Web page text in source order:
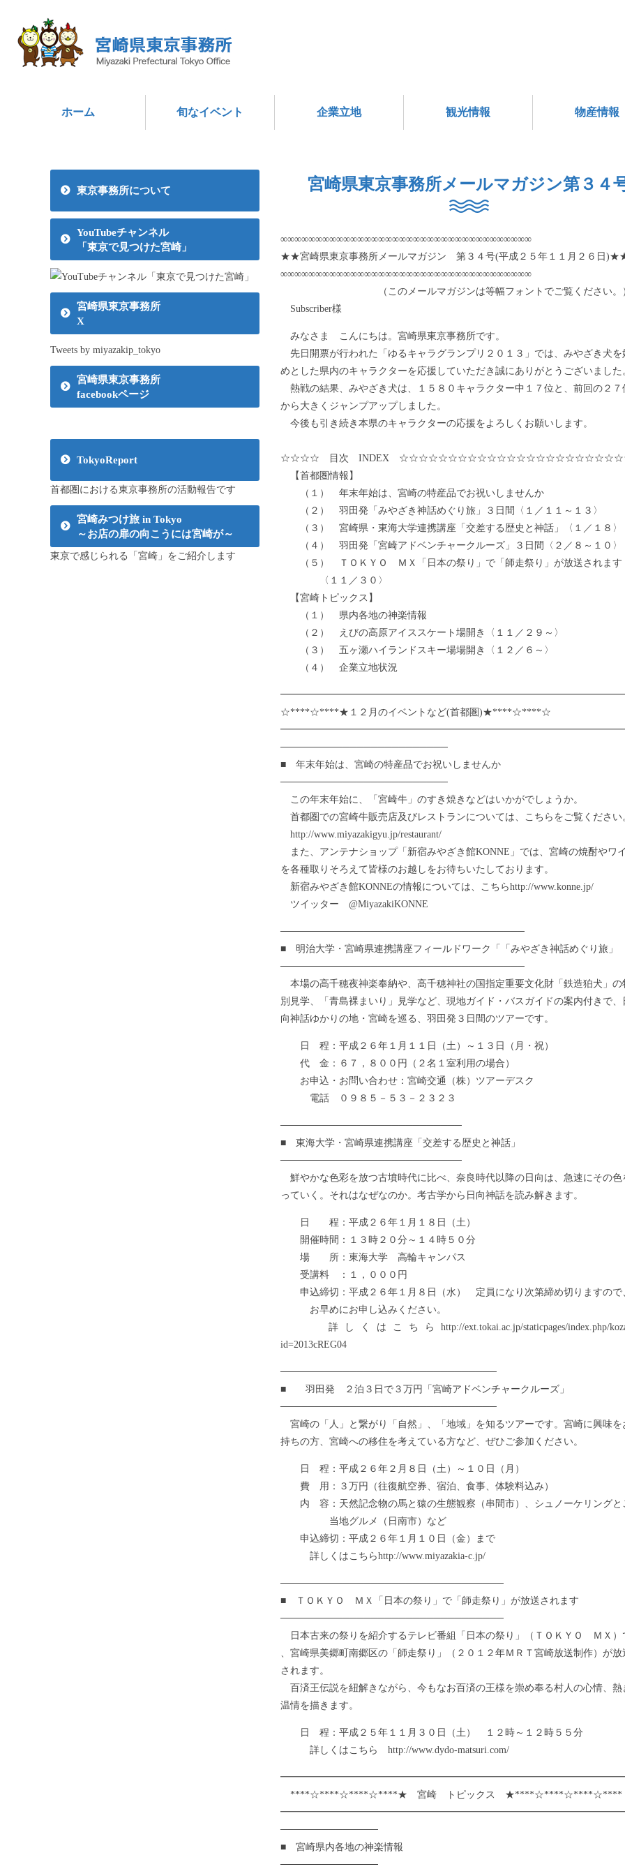
ホーム 旬なイベント 企業立地 観光情報 物産情報
東京事務所について
YouTubeチャンネル
「東京で見つけた宮崎」
宮崎県東京事務所
X
Tweets by miyazakip_tokyo
宮崎県東京事務所
facebookページ
TokyoReport
首都圏における東京事務所の活動報告です
宮崎みつけ旅 in Tokyo
～お店の扉の向こうには宮崎が～
東京で感じられる「宮崎」をご紹介します
宮崎県東京事務所メールマガジン第３４
∞∞∞∞∞∞∞∞∞∞∞∞∞∞∞∞∞∞∞∞∞∞∞∞∞∞∞∞∞∞∞∞∞∞∞∞
★★宮崎県東京事務所メールマガジン 第３４号(平成２５年１１月２６日
∞∞∞∞∞∞∞∞∞∞∞∞∞∞∞∞∞∞∞∞∞∞∞∞∞∞∞∞∞∞∞∞∞∞∞∞
（このメールマガジンは等幅フォントでご覧ください。
Subscriber様
みなさま こんにちは。宮崎県東京事務所です。
先日開票が行われた「ゆるキャラグランプリ２０１３」では、みやざき犬を
めとした県内のキャラクターを応援していただき誠にありがとうございました
熱戦の結果、みやざき犬は、１５８０キャラクター中１７位と、前回の２７
から大きくジャンプアップしました。
今後も引き続き本県のキャラクターの応援をよろしくお願いします。
☆☆☆☆ 目次 INDEX
【首都圏情報】
（１） 年末年始は、宮崎の特産品でお祝いしませんか
（２） 羽田発「みやざき神話めぐり旅」３日間〈１／１１～１３〉
（３） 宮崎県・東海大学連携講座「交差する歴史と神話」〈１／１８〉
（４） 羽田発「宮崎アドベンチャークルーズ」３日間〈２／８～１０〉
（５） ＴＯＫＹＯ ＭＸ「日本の祭り」で「師走祭り」が放送されます
〈１１／３０〉
【宮崎トピックス】
（１） 県内各地の神楽情報
（２） えびの高原アイススケート場開き〈１１／２９～〉
（３） 五ヶ瀬ハイランドスキー場場開き〈１２／６～〉
（４） 企業立地状況
☆****☆****★１２月のイベントなど(首都圏)★****☆****☆
────────────────────────
■ 年末年始は、宮崎の特産品でお祝いしませんか
────────────────────────
この年末年始に、「宮崎牛」のすき焼きなどはいかがでしょうか。
首都圏での宮崎牛販売店及びレストランについては、こちらをご覧ください
http://www.miyazakigyu.jp/restaurant/
また、アンテナショップ「新宿みやざき館KONNE」では、宮崎の焼酎やワ
を各種取りそろえて皆様のお越しをお待ちいたしております。
新宿みやざき館KONNEの情報については、こちらhttp://www.konne.jp/
ツイッター @MiyazakiKONNE
───────────────────────────────────
■ 明治大学・宮崎県連携講座フィールドワーク「「みやざき神話めぐり旅」
───────────────────────────────────
本場の高千穂夜神楽奉納や、高千穂神社の国指定重要文化財「鉄造狛犬」の
別見学、「青島裸まいり」見学など、現地ガイド・バスガイドの案内付きで、
向神話ゆかりの地・宮崎を巡る、羽田発３日間のツアーです。
日 程：平成２６年１月１１日（土）～１３日（月・祝）
代 金：６７，８００円（２名１室利用の場合）
お申込・お問い合わせ：宮崎交通（株）ツアーデスク
電話 ０９８５－５３－２３２３
──────────────────────────
■ 東海大学・宮崎県連携講座「交差する歴史と神話」
──────────────────────────
鮮やかな色彩を放つ古墳時代に比べ、奈良時代以降の日向は、急速にその色
っていく。それはなぜなのか。考古学から日向神話を読み解きます。
日 程：平成２６年１月１８日（土）
開催時間：１３時２０分～１４時５０分
場 所：東海大学 高輪キャンパス
受講料 ：１，０００円
申込締切：平成２６年１月８日（水） 定員になり次第締め切りますので
お早めにお申し込みください。
詳しくはこちらhttp://ext.tokai.ac.jp/staticpages/index.php/koza-
id=2013cREG04
───────────────────────────────
■ 羽田発 ２泊３日で３万円「宮崎アドベンチャークルーズ」
───────────────────────────────
宮崎の「人」と繋がり「自然」、「地域」を知るツアーです。宮崎に興味を
持ちの方、宮崎への移住を考えている方など、ぜひご参加ください。
日 程：平成２６年２月８日（土）～１０日（月）
費 用：３万円（往復航空券、宿泊、食事、体験料込み）
内 容：天然記念物の馬と猿の生態観察（串間市）、シュノーケリングと
当地グルメ（日南市）など
申込締切：平成２６年１月１０日（金）まで
詳しくはこちらhttp://www.miyazakia-c.jp/
────────────────────────────────
■ ＴＯＫＹＯ ＭＸ「日本の祭り」で「師走祭り」が放送されます
────────────────────────────────
日本古来の祭りを紹介するテレビ番組「日本の祭り」（ＴＯＫＹＯ ＭＸ）
、宮崎県美郷町南郷区の「師走祭り」（２０１２年ＭＲＴ宮崎放送制作）が放
されます。
百済王伝説を紐解きながら、今もなお百済の王様を崇め奉る村人の心情、熱
温情を描きます。
日 程：平成２５年１１月３０日（土） １２時～１２時５５分
詳しくはこちら http://www.dydo-matsuri.com/
****☆****☆****☆****★ 宮崎 トピックス
──────────────
■ 宮崎県内各地の神楽情報
──────────────